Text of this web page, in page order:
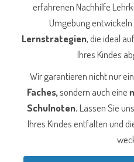
erfahrenen Nachhilfe
Umgebung entwickeln
Lernstrategien, die ideal
Ihres Kindes
Wir garantieren nicht nur
Faches,sondern auch eine
Schulnoten.Lassen Sie
Ihres Kindes entfalten und